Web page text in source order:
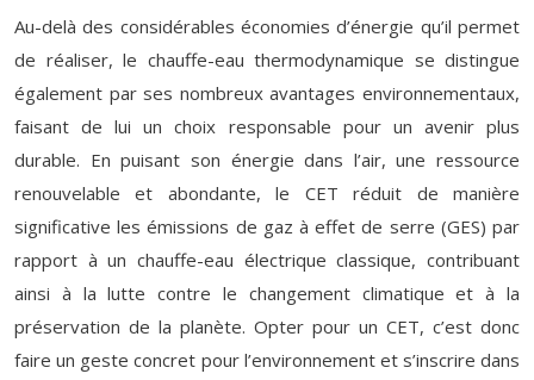
Au-delà des considérables économies d’énergie qu’il permet
de réaliser, le chauffe-eau thermodynamique se distingue
également par ses nombreux avantages environnementaux,
faisant de lui un choix responsable pour un avenir plus
durable. En puisant son énergie dans l’air, une ressource
renouvelable et abondante, le CET réduit de manière
significative les émissions de gaz à effet de serre (GES) par
rapport à un chauffe-eau électrique classique, contribuant
ainsi à la lutte contre le changement climatique et à la
préservation de la planète. Opter pour un CET, c’est donc
faire un geste concret pour l’environnement et s’inscrire dans